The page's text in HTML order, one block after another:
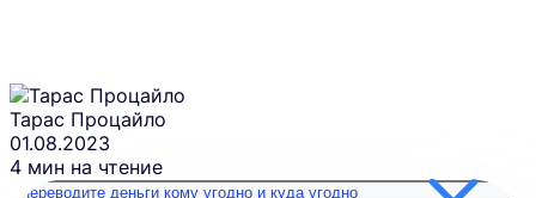
Тарас Процайло
01.08.2023
4 мин на чтение
Переводите деньги кому угодно и куда угодно